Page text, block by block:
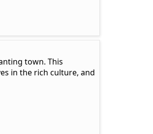
town. This
in the rich culture, and